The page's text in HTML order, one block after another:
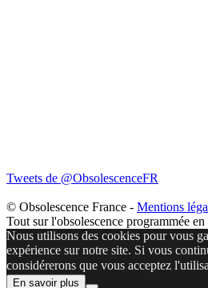
Tweets de @ObsolescenceFR
© Obsolescence France - Mentions
Tout sur l'obsolescence programmée en
Nous utilisons des cookies pour vous
expérience sur notre site. Si vous
considérerons que vous acceptez
En savoir plus